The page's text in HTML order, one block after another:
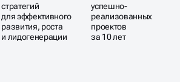
стратегий
для эффективного
развития, роста
и лидогенерации
успешно-
реализованных
проектов
за 10 лет